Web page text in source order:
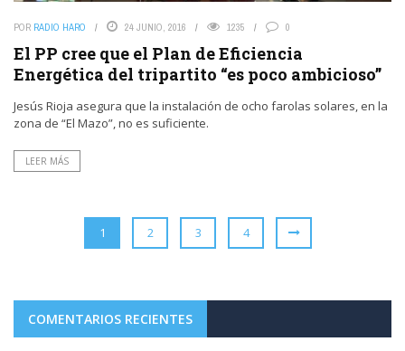
POR RADIO HARO 24 JUNIO, 2016 1235 0
El PP cree que el Plan de Eficiencia
Energética del tripartito “es poco ambicioso”
Jesús Rioja asegura que la instalación de ocho farolas solares, en la
zona de “El Mazo”, no es suficiente.
LEER MÁS
1 2 3 4
COMENTARIOS RECIENTES